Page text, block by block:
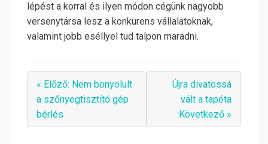
lépést a korral és ilyen módon cégünk nagyobb
versenytársa lesz a konkurens vállalatoknak,
valamint jobb eséllyel tud talpon maradni.
« Előző: Nem bonyolult
a szőnyegtisztító gép
bérlés
Újra divatossá
vált a tapéta
:Következő »